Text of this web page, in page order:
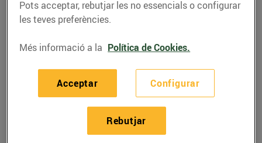
Sucs verds: salut a
glops
03/de maig/2017
batuts o sucs verdssón fàcils de prendre
Pots acceptar, rebutjar les no essencials o configurar
les teves preferències.
Més informació a la Política de Cookies.
Configurar
Rebutjar
Acceptar